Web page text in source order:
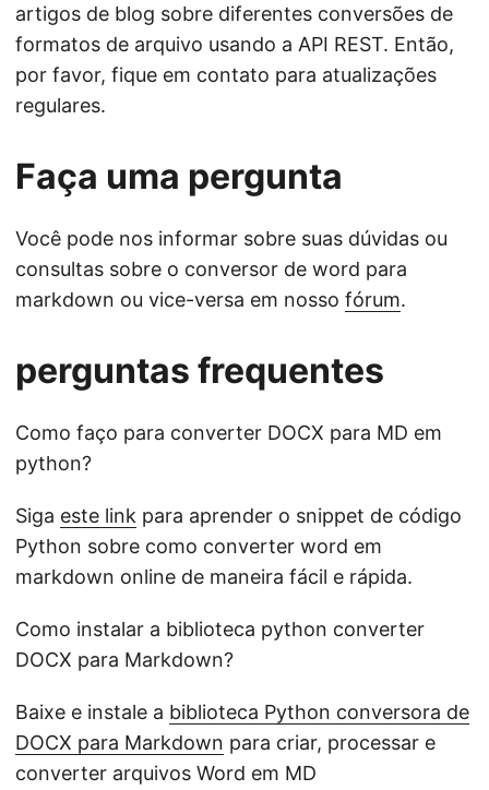
artigos de blog sobre diferentes conversões de
formatos de arquivo usando a API REST. Então,
por favor, fique em contato para atualizações
regulares.
Faça uma pergunta
Você pode nos informar sobre suas dúvidas ou
consultas sobre o conversor de word para
markdown ou vice-versa em nosso fórum.
perguntas frequentes
Como faço para converter DOCX para MD em
python?
Siga este link para aprender o snippet de código
Python sobre como converter word em
markdown online de maneira fácil e rápida.
Como instalar a biblioteca python converter
DOCX para Markdown?
Baixe e instale a biblioteca Python conversora de
DOCX para Markdown para criar, processar e
converter arquivos Word em MD